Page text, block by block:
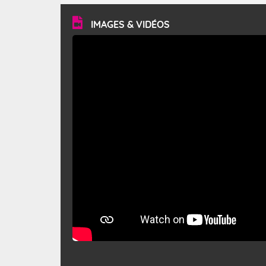
vitesse moyenne de 50 km/h et atteindre 80 à 100 km/h
en rafales, parfois davantage. Il parcourt la basse vallée
du Rhône et la Provence et envahit le littoral
méditerranéen à partir de la Camargue.
IMAGES & VIDÉOS